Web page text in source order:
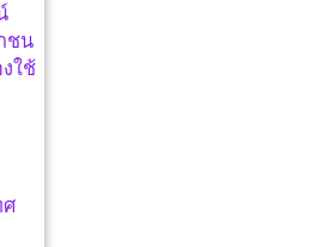
ชน
ใช้
ศ